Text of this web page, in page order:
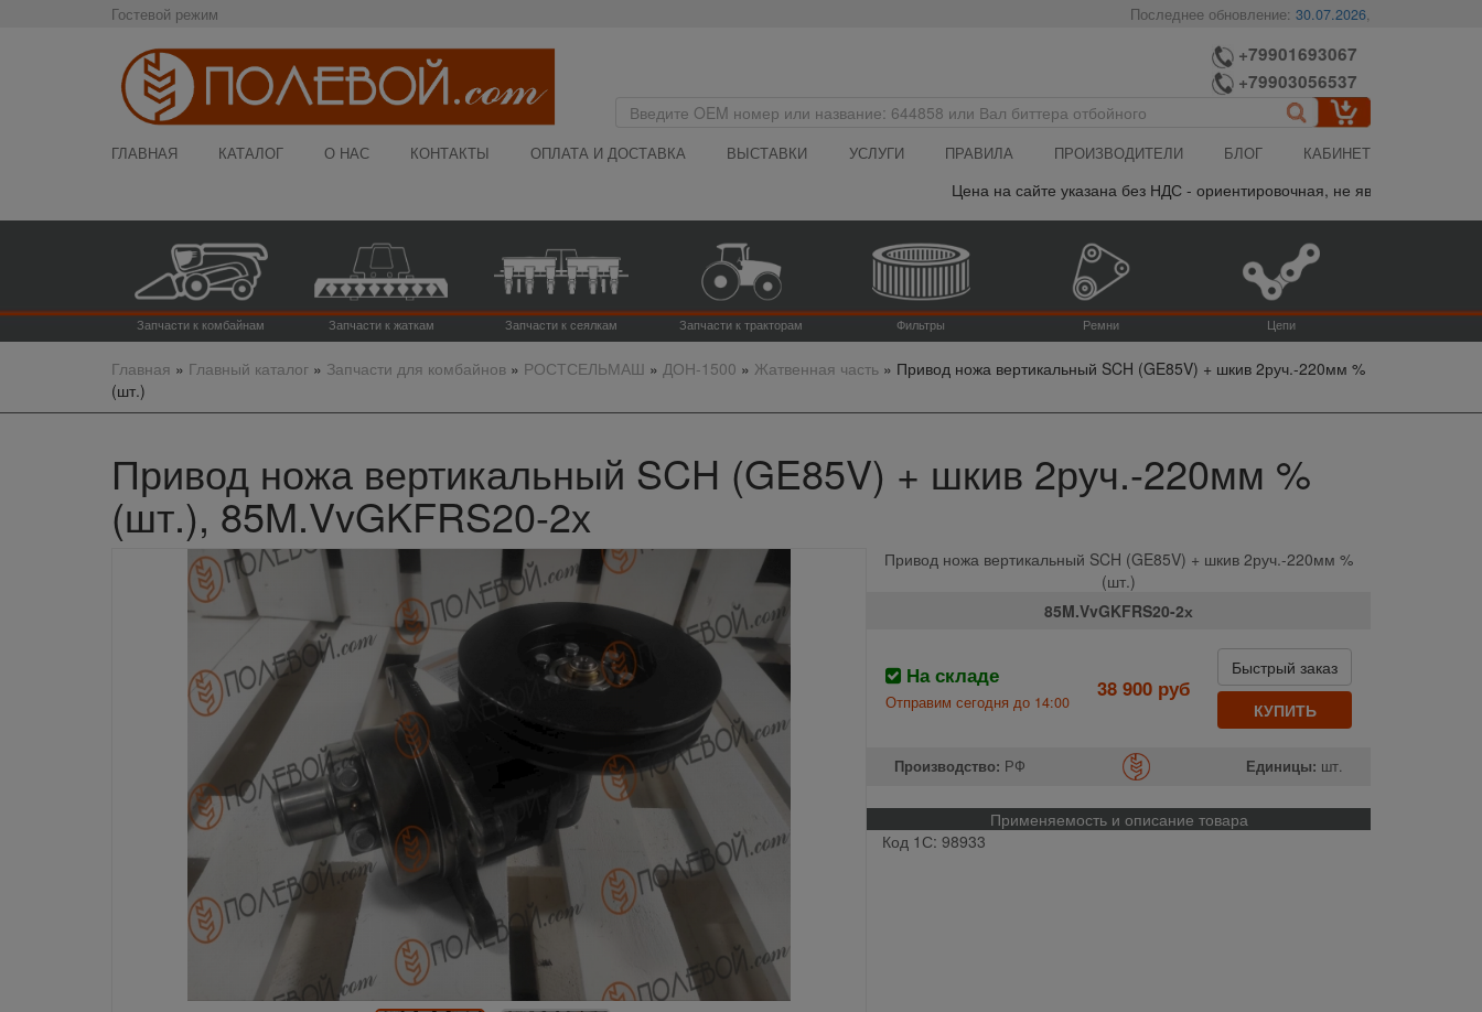
Гостевой режим Последнее обновление:30.07.2026,
+79901693067
+79903056537
ГЛАВНАЯ КАТАЛОГ О НАС КОНТАКТЫ ОПЛАТА И ДОСТАВКА ВЫСТАВКИ УСЛУГИ ПРАВИЛА ПРОИЗВОДИТЕЛИ БЛОГ КАБИНЕТ
Цена на сайте указана без НДС - ориентировочная, не является публичной
Запчасти к комбайнам Запчасти к жаткам Запчасти к сеялкам Запчасти к тракторам Фильтры Ремни Цепи
Главная » Главный каталог» Запчасти для комбайнов» РОСТСЕЛЬМАШ » ДОН-1500 » Жатвенная часть» Привод ножа вертикальный SCH (GE85V) + шкив 2руч.-220мм %
(шт.)
Привод ножа вертикальный SCH (GE85V) + шкив 2руч.-220мм %
(шт.), 85M.VvGKFRS20-2х
Привод ножа вертикальный SCH (GE85V) + шкив 2руч.-220мм %
(шт.)
85M.VvGKFRS20-2х
На складе
Отправим сегодня до 14:00
38 900 руб
Быстрый заказ
КУПИТЬ
Производство: РФ Единицы: шт.
Применяемость и описание товара
Код 1С: 98933